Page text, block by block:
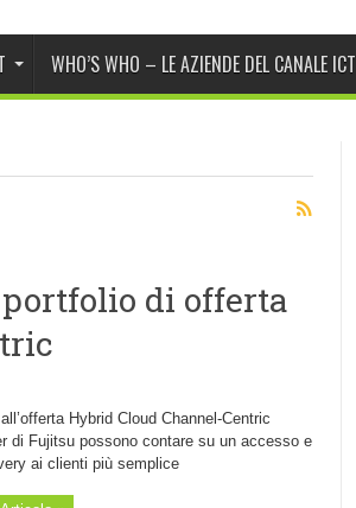
WHO’S WHO – LE AZIENDE DEL CANALE ICT
di offerta
Hybrid Cloud Channel-Centric
di Fujitsu possono contare su un accesso e
ai clienti più semplice